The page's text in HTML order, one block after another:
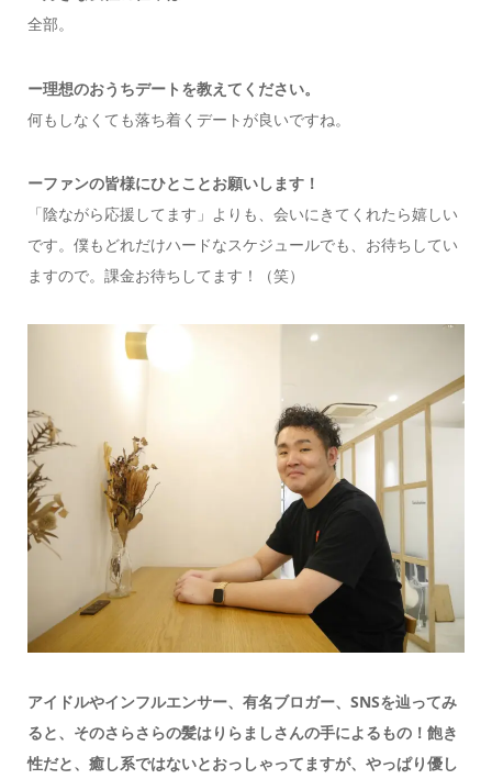
全部。
ー理想のおうちデートを教えてください。
何もしなくても落ち着くデートが良いですね。
ーファンの皆様にひとことお願いします！
「陰ながら応援してます」よりも、会いにきてくれたら嬉しい
です。僕もどれだけハードなスケジュールでも、お待ちしてい
ますので。課金お待ちしてます！（笑）
アイドルやインフルエンサー、有名ブロガー、SNSを辿ってみ
ると、そのさらさらの髪はりらましさんの手によるもの！飽き
性だと、癒し系ではないとおっしゃってますが、やっぱり優し